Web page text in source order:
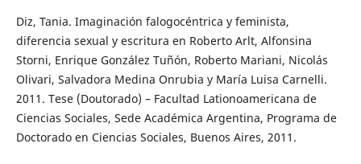
Diz, Tania. Imaginación falogocéntrica y feminista,
diferencia sexual y escritura en Roberto Arlt, Alfonsina
Storni, Enrique González Tuñón, Roberto Mariani, Nicolás
Olivari, Salvadora Medina Onrubia y María Luisa Carnelli.
2011. Tese (Doutorado) – Facultad Lationoamericana de
Ciencias Sociales, Sede Académica Argentina, Programa de
Doctorado en Ciencias Sociales, Buenos Aires, 2011.